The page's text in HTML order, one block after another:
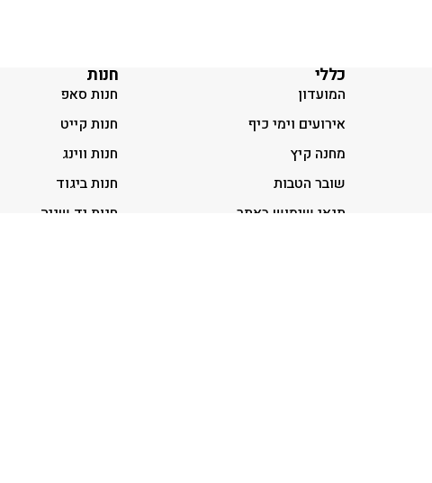
חנות
חנות סאפ
חנות קייט
חנות ווינג
חנות ביגוד
חנות יד שניה
כללי
המועדון
אירועים וימי כיף
מחנה קיץ
שובר הטבות
תנאי שימוש באתר